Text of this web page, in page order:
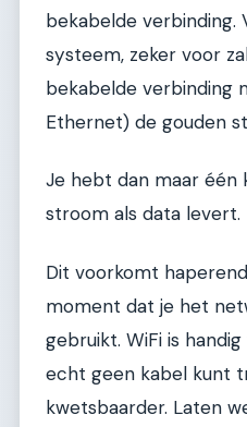
bekabelde verbinding.
systeem, zeker voor
bekabelde verbinding
Ethernet) de gouden
Je hebt dan maar één
stroom als data levert.
Dit voorkomt
moment dat je het
gebruikt. WiFi is
echt geen kabel kunt
kwetsbaarder. Laten